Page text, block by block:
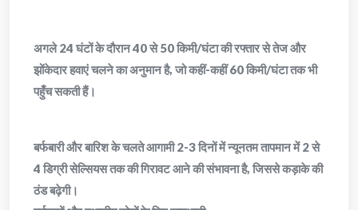
अगले 24 घंटों के दौरान 40 से 50 किमी/घंटा की रफ्तार से तेज और
झोंकेदार हवाएं चलने का अनुमान है, जो कहीं-कहीं 60 किमी/घंटा तक भी
पहुँच सकती हैं।
बर्फबारी और बारिश के चलते आगामी 2-3 दिनों में न्यूनतम तापमान में 2 से
4 डिग्री सेल्सियस तक की गिरावट आने की संभावना है, जिससे कड़ाके की
ठंड बढ़ेगी।